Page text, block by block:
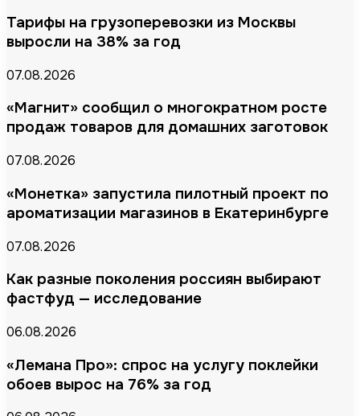
Тарифы на грузоперевозки из Москвы
выросли на 38% за год
07.08.2026
«Магнит» сообщил о многократном росте
продаж товаров для домашних заготовок
07.08.2026
«Монетка» запустила пилотный проект по
ароматизации магазинов в Екатеринбурге
07.08.2026
Как разные поколения россиян выбирают
фастфуд — исследование
06.08.2026
«Лемана Про»: спрос на услугу поклейки
обоев вырос на 76% за год